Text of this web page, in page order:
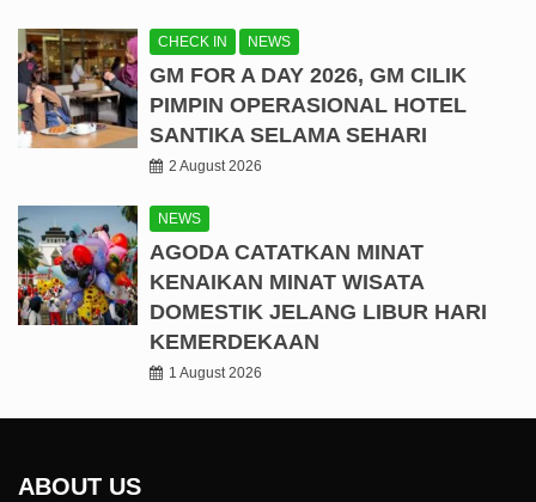
CHECK IN NEWS
GM FOR A DAY 2026, GM CILIK
PIMPIN OPERASIONAL HOTEL
SANTIKA SELAMA SEHARI
2 August 2026
NEWS
AGODA CATATKAN MINAT
KENAIKAN MINAT WISATA
DOMESTIK JELANG LIBUR HARI
KEMERDEKAAN
1 August 2026
ABOUT US